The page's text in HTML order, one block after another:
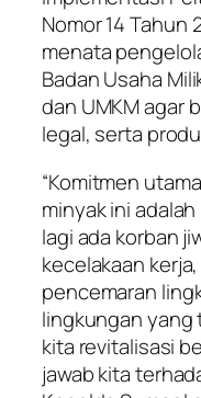
Nomor 14
menata
Badan Usaha
dan UMKM agar
legal, serta
“Komitmen
minyak ini
lagi ada korban
kecelakaan
pencemaran
lingkungan yang
kita revitalisasi
jawab kita